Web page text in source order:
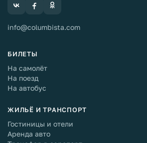
info@columbista.com
БИЛЕТЫ
На самолёт
На поезд
На автобус
ЖИЛЬЁ И ТРАНСПОРТ
Гостиницы и отели
Аренда авто